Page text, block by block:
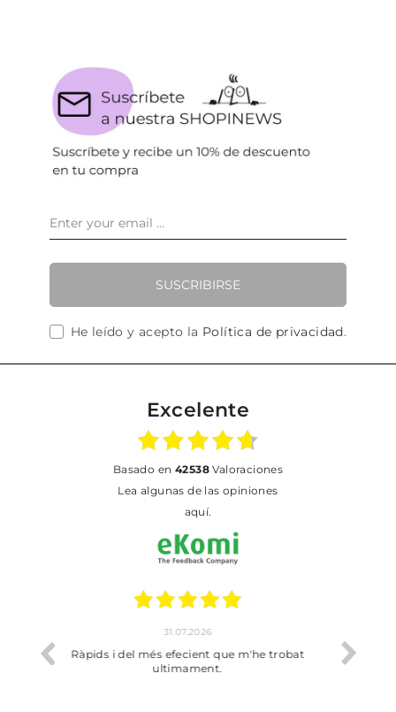
SUSCRIBIRSE
He leído y acepto la Política de privacidad.
Excelente
basado en 42538Valoraciones
Lea algunas de las opiniones
aquí.
trobat
17.07.2026
Bien pero soy de Vilafranca y no me ha
dejado recoger en tienda